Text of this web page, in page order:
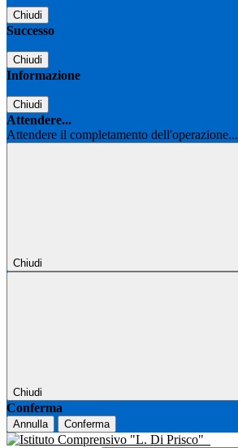
Chiudi
Successo
Chiudi
Informazione
Chiudi
Attendere...
Attendere il completamento dell'operazione...
Chiudi
Chiudi
Conferma
Annulla Conferma